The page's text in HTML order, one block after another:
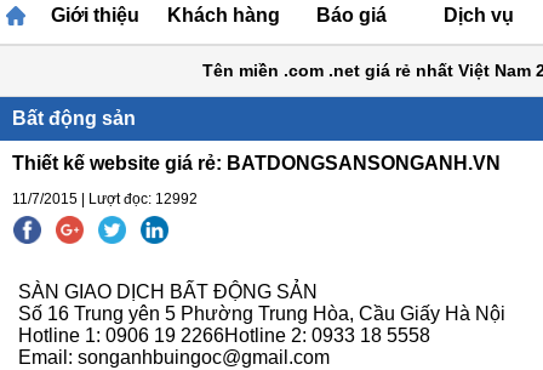
Giới thiệu Khách hàng Báo giá Dịch vụ
Tên miền .com .net giá rẻ nhất Việt Nam
Bất động sản
Thiết kế website giá rẻ: BATDONGSANSONGANH.VN
11/7/2015 | Lượt đọc: 12992
SÀN GIAO DỊCH BẤT ĐỘNG SẢN
Số 16 Trung yên 5 Phường Trung Hòa, Cầu Giấy Hà Nội
Hotline 1: 0906 19 2266Hotline 2: 0933 18 5558
Email: songanhbuingoc@gmail.com